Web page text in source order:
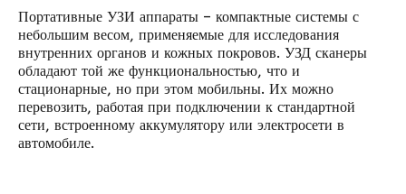
Портативные УЗИ аппараты – компактные системы с
небольшим весом, применяемые для исследования
внутренних органов и кожных покровов. УЗД сканеры
обладают той же функциональностью, что и
стационарные, но при этом мобильны. Их можно
перевозить, работая при подключении к стандартной
сети, встроенному аккумулятору или электросети в
автомобиле.